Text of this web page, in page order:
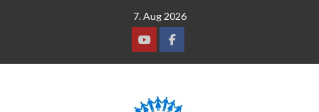
7. Aug 2026
YoutubeFacebook